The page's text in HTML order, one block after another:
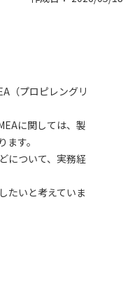
（プロピレングリ
に関しては、製
す。
について、実務経
たいと考えていま